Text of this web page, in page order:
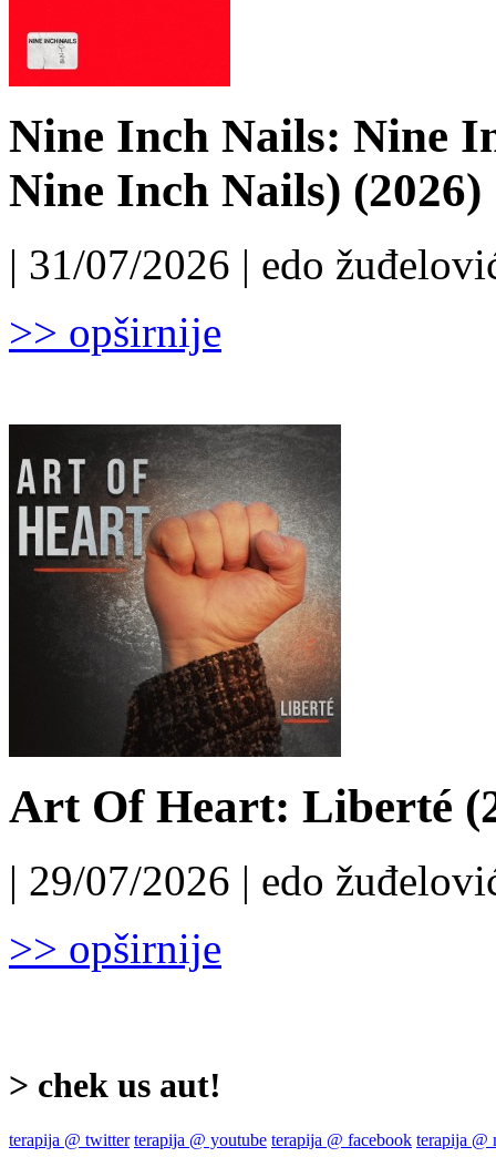
Nine Inch Nails: Nine
Nine Inch Nails) (2026)
| 31/07/2026 | edo
>> opširnije
Art Of Heart: Liberté
| 29/07/2026 | edo
>> opširnije
> chek us aut!
terapija @ twitter terapija @ youtube terapija @ facebook terapija @